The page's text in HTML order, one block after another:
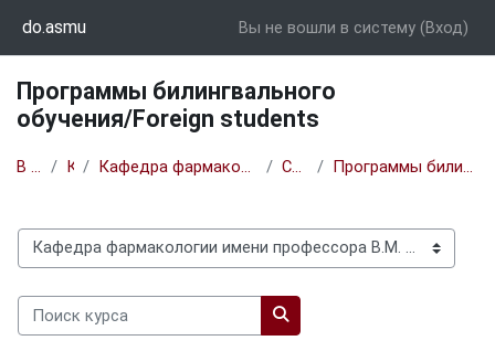
do.asmu Вы не вошли в систему (Вход)
Программы билингвального
обучения/Foreign students
В начало Курсы Кафедра фармакологии имени профессора В.М. Брюханова Специалитет Программы билингвального обучения/Foreign students
Категории курсов
Поиск курса
Поиск курса